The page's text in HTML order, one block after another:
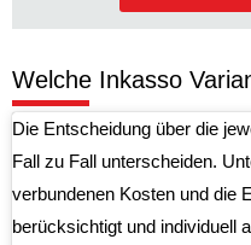
Welche Inkasso
Die Entscheidung über die
Fall zu Fall unterscheiden.
verbundenen Kosten und die
berücksichtigt und individuell